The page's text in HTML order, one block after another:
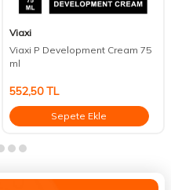
Viaxi
Viaxi P Development Cream 75
ml
552,50TL
Sepete Ekle